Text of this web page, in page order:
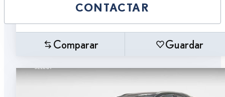
CONTACTAR
Comparar Guardar